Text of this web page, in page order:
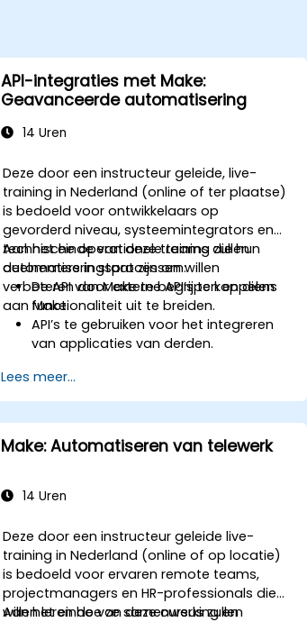
API-integraties met Make:
Geavanceerde automatisering
14 Uren
Deze door een instructeur geleide, live-
training in Nederland (online of ter plaatse)
is bedoeld voor ontwikkelaars op
gevorderd niveau, systeemintegrators en
technische operationele teams die hun
automatiseringsprocessen willen
verbeteren door externe API’s te koppelen
aan Make.
Aan het einde van deze training zullen
deelnemers in staat zijn om:
De API van Make te begrijpen en diens
functionaliteit uit te breiden.
API’s te gebruiken voor het integreren
van applicaties van derden.
voor applicaties zonder ondersteuning.
Geavanceerde
automatiseringstechnieken toe te
passen met behulp van Make en API’s.
Lees meer...
Make: Automatiseren van telewerk
14 Uren
Deze door een instructeur geleide live-
training in Nederland (online of op locatie)
is bedoeld voor ervaren remote teams,
projectmanagers en HR-professionals die
willen leren hoe ze samenwerking en
Aan het einde van deze cursus zullen